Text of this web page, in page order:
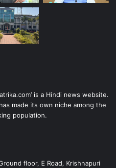
is a Hindi news website.
made its own niche among the
population.
floor, E Road, Krishnapuri